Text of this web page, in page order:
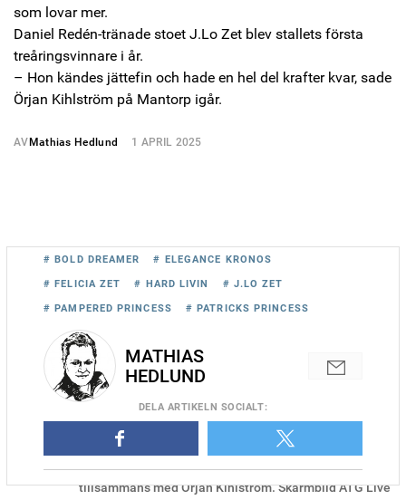
som lovar mer.
Daniel Redén-tränade stoet J.Lo Zet blev stallets första
treåringsvinnare i år.
– Hon kändes jättefin och hade en hel del krafter kvar, sade
Örjan Kihlström på Mantorp igår.
AV Mathias Hedlund 1 APRIL 2025
J.Lo Zet blev Daniel Redéns första treåringsvinnare när hon vann
tillsammans med Örjan Kihlström. Skärmbild ATG Live
# BOLD DREAMER # ELEGANCE KRONOS
# FELICIA ZET # HARD LIVIN # J.LO ZET
# PAMPERED PRINCESS # PATRICKS PRINCESS
MATHIAS
HEDLUND
DELA ARTIKELN SOCIALT: